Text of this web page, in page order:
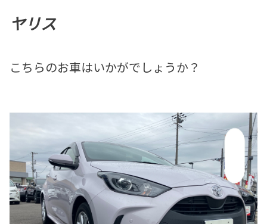
ヤリス
こちらのお車はいかがでしょうか？